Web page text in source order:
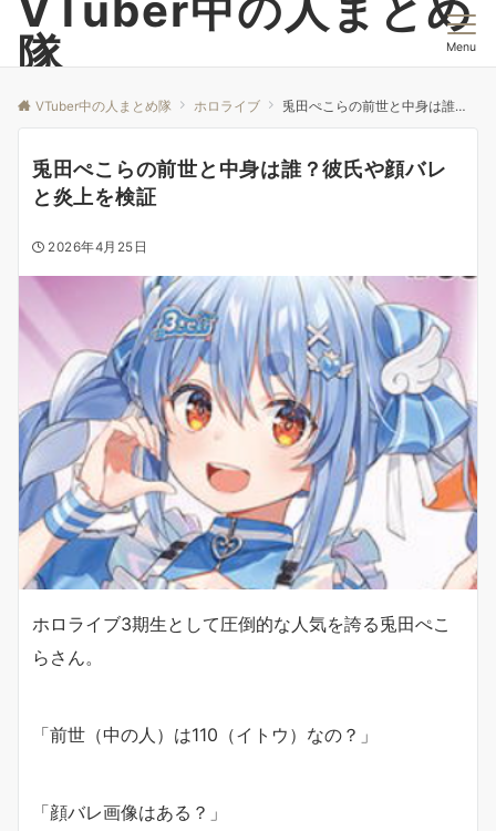
隊
Menu
VTuber中の人まとめ隊 ホロライブ 兎田ぺこらの前世と中身は誰？彼氏や顔バレと炎上を検証
兎田ぺこらの前世と中身は誰？彼氏や顔バレ
と炎上を検証
2026年4月25日
ホロライブ3期生として圧倒的な人気を誇る兎田ぺこ
らさん。
「前世（中の人）は110（イトウ）なの？」
「顔バレ画像はある？」